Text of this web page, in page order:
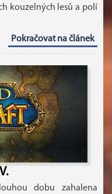
kouzelných lesů a polí
Pokračovat na článek
dobu zahalena